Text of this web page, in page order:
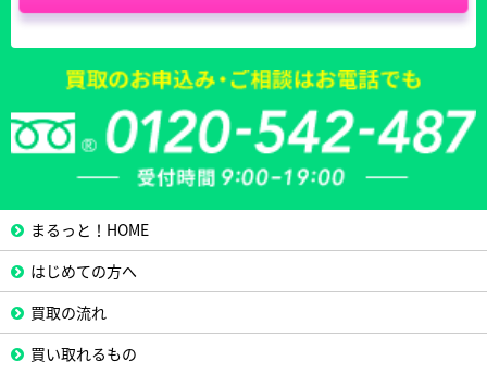
まるっと！HOME
はじめての方へ
買取の流れ
買い取れるもの